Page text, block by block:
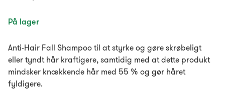
På lager
Anti-Hair Fall Shampoo til at styrke og gøre skrøbeligt
eller tyndt hår kraftigere, samtidig med at dette produkt
mindsker knækkende hår med 55 % og gør håret
fyldigere.